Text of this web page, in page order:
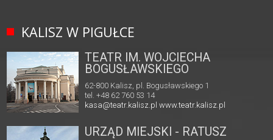
KALISZ W PIGUŁCE
TEATR IM. WOJCIECHA
BOGUSŁAWSKIEGO
62-800 Kalisz, pl. Bogusławskiego 1
tel. +48 62 760 53 14
kasa@teatr.kalisz.pl www.teatr.kalisz.pl
URZĄD MIEJSKI - RATUSZ